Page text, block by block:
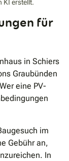
KI erstellt.
für
in Schiers
Graubünden
eine PV-
im
Gebühr an,
In